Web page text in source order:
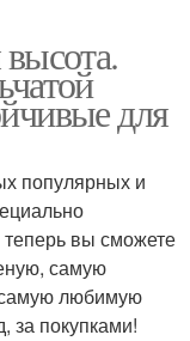
для
популярных и
теперь вы сможете
самую
любимую
за покупками!